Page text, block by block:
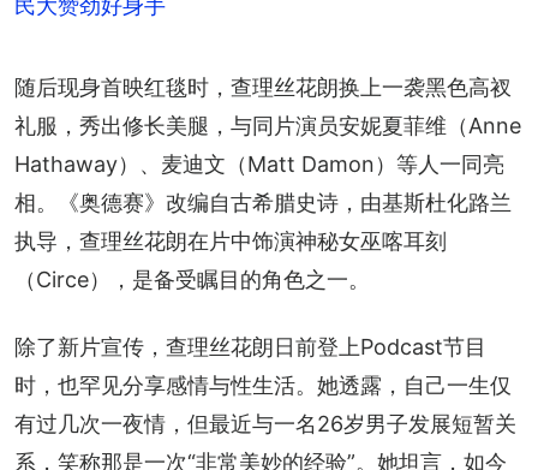
民大赞劲好身手
随后现身首映红毯时，查理丝花朗换上一袭黑色高衩
礼服，秀出修长美腿，与同片演员安妮夏菲维（Anne
Hathaway）、麦迪文（Matt Damon）等人一同亮
相。《奥德赛》改编自古希腊史诗，由基斯杜化路兰
执导，查理丝花朗在片中饰演神秘女巫喀耳刻
（Circe），是备受瞩目的角色之一。
除了新片宣传，查理丝花朗日前登上Podcast节目
时，也罕见分享感情与性生活。她透露，自己一生仅
有过几次一夜情，但最近与一名26岁男子发展短暂关
系，笑称那是一次“非常美妙的经验”。她坦言，如今